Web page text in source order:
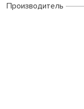
Производитель